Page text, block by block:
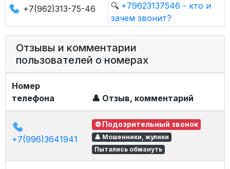
+7(962)313-75-46
🔍 +79623137546 - кто и
зачем звонит?
Отзывы и комментарии
пользователей о номерах
Номер
телефона
👤 Отзыв, комментарий
+7(996)3641941
⛔ Подозрительный звонок
👤 Мошенники, жулики
Пытались обмануть